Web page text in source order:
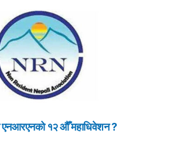
एनआरएनको १२ औँ महाधिवेशन ?